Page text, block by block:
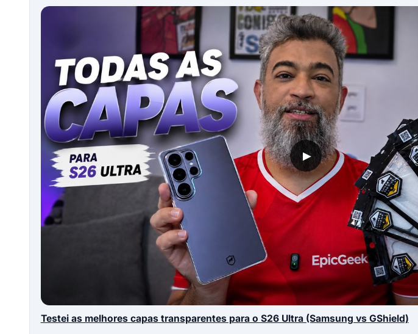
▶
Testei as melhores capas transparentes para o S26 Ultra (Samsung vs GShield)